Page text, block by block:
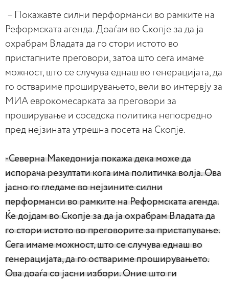
– Покажавте силни перформанси во рамките на
Реформската агенда. Доаѓам во Скопјe за да ја
охрабрам Владата да го стори истото во
пристапните преговори, затоа што сега имаме
можност, што се случува еднаш во генерацијата, да
го оствариме проширувањето, вели во интервју за
МИА еврокомесарката за преговори за
проширување и соседска политика непосредно
пред нејзината утрешна посета на Скопје.
-Северна Македонија покажа дека може да
испорача резултати кога има политичка волја. Ова
јасно го гледаме во нејзините силни
перформанси во рамките на Реформската агенда.
Ќе дојдам во Скопјe за да ја охрабрам Владата да
го стори истото во преговорите за пристапување.
Сега имаме можност, што се случува еднаш во
генерацијата, да го оствариме проширувањето.
Ова доаѓа со јасни избори. Оние што ги